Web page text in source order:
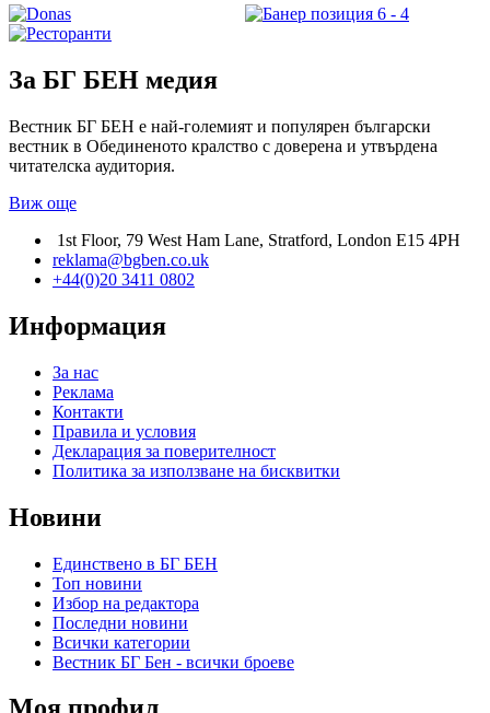
За БГ БЕН медия
Вестник БГ БЕН е най-големият и популярен български
вестник в Обединеното кралство с доверена и утвърдена
читателска аудитория.
Виж още
1st Floor, 79 West Ham Lane, Stratford, London E15 4PH
reklama@bgben.co.uk
+44(0)20 3411 0802
Информация
За нас
Реклама
Контакти
Правила и условия
Декларация за поверителност
Политика за използване на бисквитки
Новини
Единствено в БГ БЕН
Топ новини
Избор на редактора
Последни новини
Всички категории
Вестник БГ Бен - всички броеве